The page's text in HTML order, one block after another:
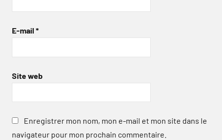
E-mail *
Site web
Enregistrer mon nom, mon e-mail et mon site dans le
navigateur pour mon prochain commentaire.